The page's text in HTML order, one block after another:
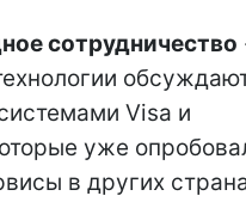
сотрудничество
Visa и
уже
в других